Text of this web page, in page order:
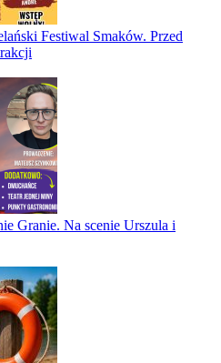
Festiwal Smaków. Przed
Granie. Na scenie Urszula i